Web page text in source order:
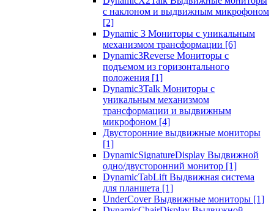
с наклоном и выдвижным микрофоном
[2]
Dynamic 3 Мониторы с уникальным
механизмом трансформации [6]
Dynamic3Reverse Мониторы с
подъемом из горизонтального
положения [1]
Dynamic3Talk Мониторы с
уникальным механизмом
трансформации и выдвижным
микрофоном [4]
Двусторонние выдвижные мониторы
[1]
DynamicSignatureDisplay Выдвижной
одно/двусторонний монитор [1]
DynamicTabLift Выдвижная система
для планшета [1]
UnderCover Выдвижные мониторы [1]